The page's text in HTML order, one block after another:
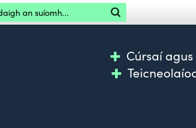
an suíomh
Cúrsaí